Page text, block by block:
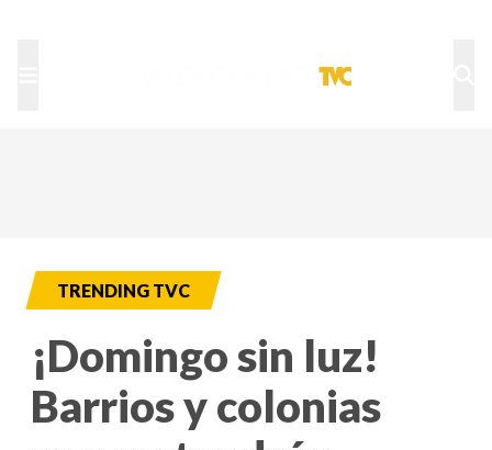
TRENDING TVC
¡Domingo sin luz!
Barrios y colonias